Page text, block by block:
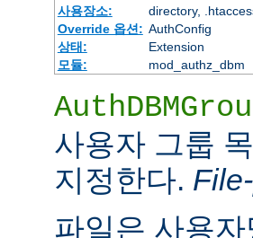
사용장소:
directory,
Override 옵션: AuthConfig
상태:
Extension
모듈:
mod_authz_dbm
사용자 그룹
지정한다.
파일은 사용